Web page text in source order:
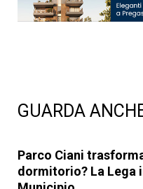
GUARDA
Parco Ciani
dormitorio? La Lega